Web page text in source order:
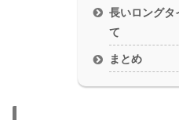
長いロングタ
て
まとめ